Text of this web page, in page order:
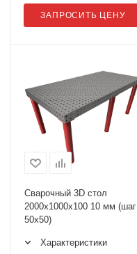
ЗАПРОСИТЬ ЦЕНУ
Сварочный 3D стол
2000х1000х100 10 мм (шаг
50х50)
Характеристики